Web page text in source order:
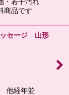
商品です
セージ 山形
他経年並